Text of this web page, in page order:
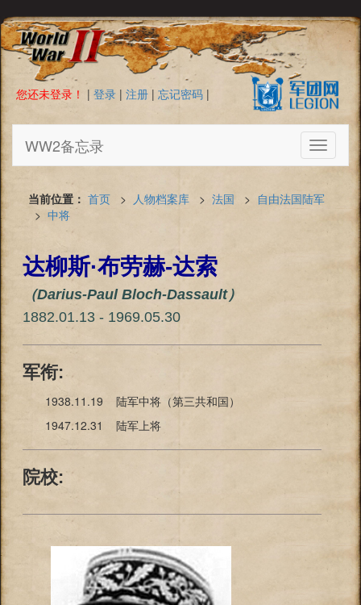
您还未登录！ | 登录 | 注册 | 忘记密码 |
Toggle
WW2备忘录
当前位置： 首页 > 人物档案库 > 法国 > 自由法国陆军
> 中将
达柳斯·布劳赫-达索
（Darius-Paul Bloch-Dassault）
1882.01.13 - 1969.05.30
军衔:
1938.11.19 陆军中将（第三共和国）
1947.12.31 陆军上将
院校: